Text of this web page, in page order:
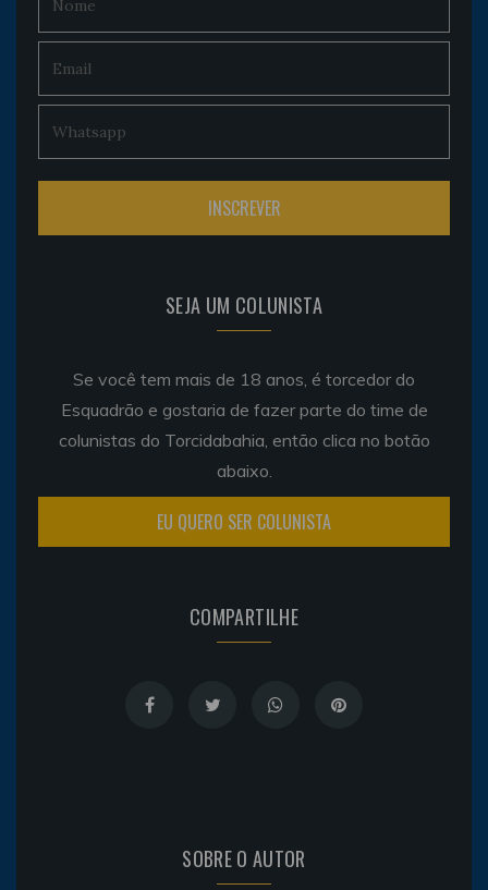
SEJA UM COLUNISTA
Se você tem mais de 18 anos, é torcedor do
Esquadrão e gostaria de fazer parte do time de
colunistas do Torcidabahia, então clica no botão
abaixo.
EU QUERO SER COLUNISTA
COMPARTILHE
SOBRE O AUTOR